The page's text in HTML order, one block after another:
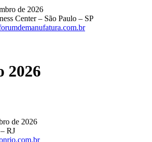
de 2026
Center – São Paulo – SP
2026
de 2026
RJ